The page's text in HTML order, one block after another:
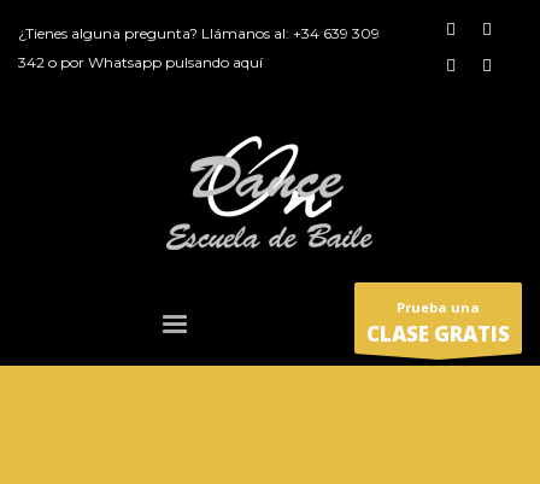
¿Tienes alguna pregunta? Llámanos al: +34 639 309
342 o por Whatsapp pulsando aquí
Prueba una
CLASE GRATIS